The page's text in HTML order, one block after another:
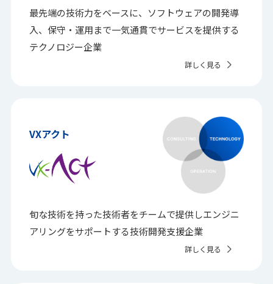
最先端の技術力をベースに、 ソフトウェアの開発導
入、保守・運用まで一気通貫でサービスを提供する
テクノロジー企業
詳しく見る
VXアクト
旬な技術を持った技術者をチームで提供しエンジニ
アリングをサポートする技術開発支援企業
詳しく見る